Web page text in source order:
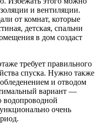
и вентиляции.
от комнат, которые
детская, спальни
в дом создаст
требует правильного
спуска. Нужно также
и отводом
вариант —
очень